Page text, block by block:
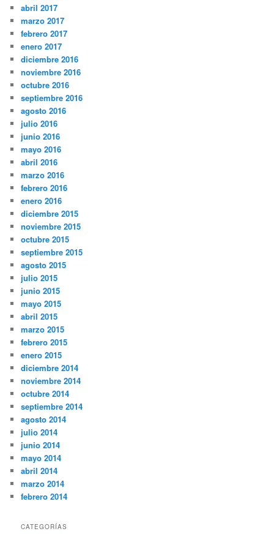
abril 2017
marzo 2017
febrero 2017
enero 2017
diciembre 2016
noviembre 2016
octubre 2016
septiembre 2016
agosto 2016
julio 2016
junio 2016
mayo 2016
abril 2016
marzo 2016
febrero 2016
enero 2016
diciembre 2015
noviembre 2015
octubre 2015
septiembre 2015
agosto 2015
julio 2015
junio 2015
mayo 2015
abril 2015
marzo 2015
febrero 2015
enero 2015
diciembre 2014
noviembre 2014
octubre 2014
septiembre 2014
agosto 2014
julio 2014
junio 2014
mayo 2014
abril 2014
marzo 2014
febrero 2014
CATEGORÍAS